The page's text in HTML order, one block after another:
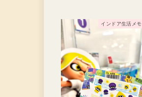
インドア生活メモ